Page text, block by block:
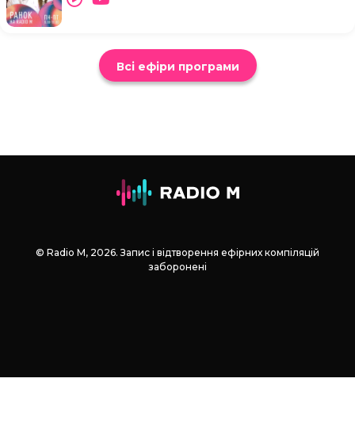
Всі ефіри програми
© Radio М, 2026. Запис і відтворення ефірних компіляцій
заборонені